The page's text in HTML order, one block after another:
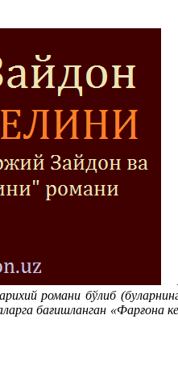
романи бўлиб
бағишланган «Фарғона